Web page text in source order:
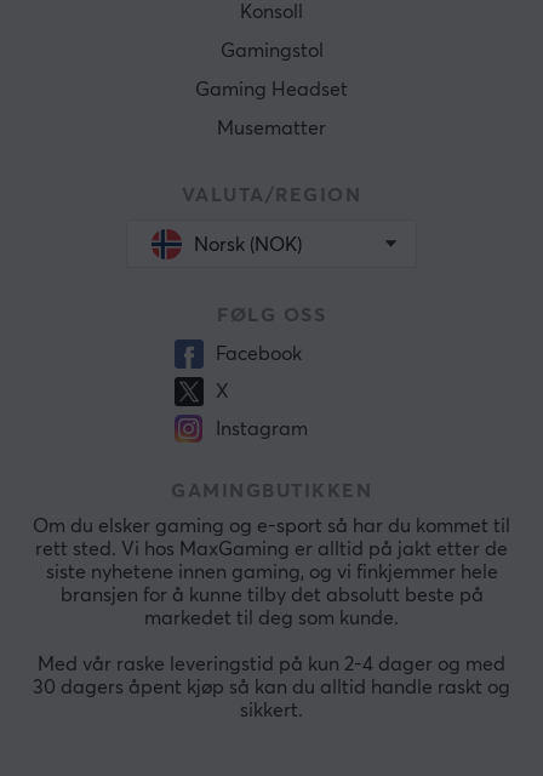
Konsoll
Gamingstol
Gaming Headset
Musematter
VALUTA/REGION
Norsk (NOK)
FØLG OSS
Facebook
X
Instagram
GAMINGBUTIKKEN
Om du elsker gaming og e-sport så har du kommet til
rett sted. Vi hos MaxGaming er alltid på jakt etter de
siste nyhetene innen gaming, og vi finkjemmer hele
bransjen for å kunne tilby det absolutt beste på
markedet til deg som kunde.
Med vår raske leveringstid på kun 2-4 dager og med
30 dagers åpent kjøp så kan du alltid handle raskt og
sikkert.